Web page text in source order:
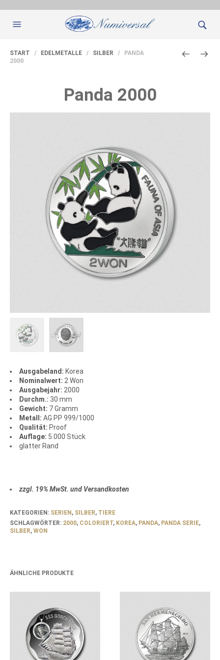
START / EDELMETALLE / SILBER / PANDA
2000
Panda 2000
Ausgabeland: Korea
Nominalwert: 2 Won
Ausgabejahr: 2000
Durchm.: 30 mm
Gewicht: 7 Gramm
Metall: AG PP 999/1000
Qualität: Proof
Auflage: 5.000 Stück
glatter Rand
zzgl. 19% MwSt. und Versandkosten
KATEGORIEN: SERIEN, SILBER, TIERE
SCHLAGWÖRTER: 2000, COLORIERT, KOREA, PANDA, PANDA SERIE,
SILBER, WON
ÄHNLICHE PRODUKTE